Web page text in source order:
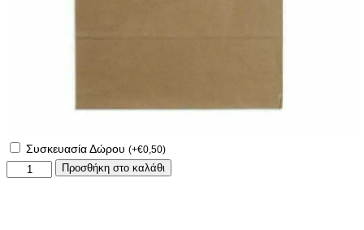
Συσκευασία Δώρου (+€0,50)
Κούπα
Προσθήκη στο καλάθι